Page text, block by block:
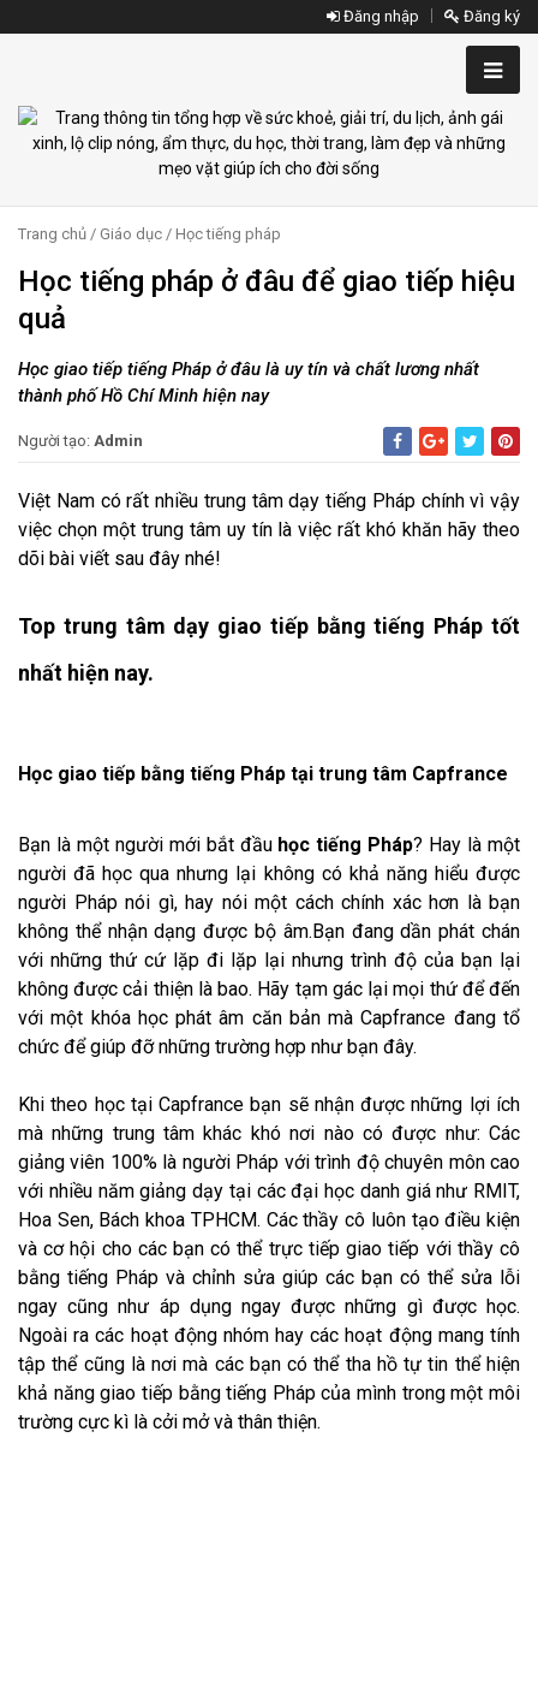
Đăng nhập Đăng ký
Trang chủ / Giáo dục / Học tiếng pháp
Học tiếng pháp ở đâu để giao tiếp hiệu
quả
Học giao tiếp tiếng Pháp ở đâu là uy tín và chất lương nhất
thành phố Hồ Chí Minh hiện nay
Người tạo: Admin
Việt Nam có rất nhiều trung tâm dạy tiếng Pháp chính vì vậy
việc chọn một trung tâm uy tín là việc rất khó khăn hãy theo
dõi bài viết sau đây nhé!
Top trung tâm dạy giao tiếp bằng tiếng Pháp tốt
nhất hiện nay.
Học giao tiếp bằng tiếng Pháp tại trung tâm Capfrance
Bạn là một người mới bắt đầu học tiếng Pháp? Hay là một
người đã học qua nhưng lại không có khả năng hiểu được
người Pháp nói gì, hay nói một cách chính xác hơn là bạn
không thể nhận dạng được bộ âm.Bạn đang dần phát chán
với những thứ cứ lặp đi lặp lại nhưng trình độ của bạn lại
không được cải thiện là bao. Hãy tạm gác lại mọi thứ để đến
với một khóa học phát âm căn bản mà Capfrance đang tổ
chức để giúp đỡ những trường hợp như bạn đây.
Khi theo học tại Capfrance bạn sẽ nhận được những lợi ích
mà những trung tâm khác khó nơi nào có được như: Các
giảng viên 100% là người Pháp với trình độ chuyên môn cao
với nhiều năm giảng dạy tại các đại học danh giá như RMIT,
Hoa Sen, Bách khoa TPHCM. Các thầy cô luôn tạo điều kiện
và cơ hội cho các bạn có thể trực tiếp giao tiếp với thầy cô
bằng tiếng Pháp và chỉnh sửa giúp các bạn có thể sửa lỗi
ngay cũng như áp dụng ngay được những gì được học.
Ngoài ra các hoạt động nhóm hay các hoạt động mang tính
tập thể cũng là nơi mà các bạn có thể tha hồ tự tin thể hiện
khả năng giao tiếp bằng tiếng Pháp của mình trong một môi
trường cực kì là cởi mở và thân thiện.